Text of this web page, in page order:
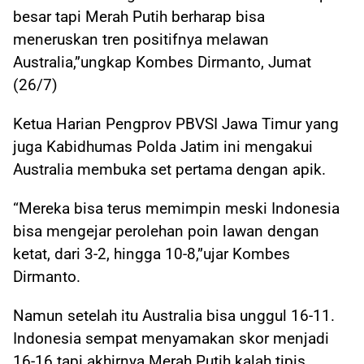
besar tapi Merah Putih berharap bisa
meneruskan tren positifnya melawan
Australia,”ungkap Kombes Dirmanto, Jumat
(26/7)
Ketua Harian Pengprov PBVSI Jawa Timur yang
juga Kabidhumas Polda Jatim ini mengakui
Australia membuka set pertama dengan apik.
“Mereka bisa terus memimpin meski Indonesia
bisa mengejar perolehan poin lawan dengan
ketat, dari 3-2, hingga 10-8,”ujar Kombes
Dirmanto.
Namun setelah itu Australia bisa unggul 16-11.
Indonesia sempat menyamakan skor menjadi